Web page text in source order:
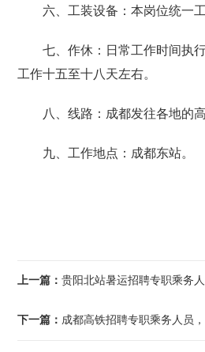
六、工装设备：本岗位统一
七、作休：日常工作时间执
工作十五至十八天左右。
八、线路：成都发往各地的
九、工作地点：成都东站。
上一篇：贵阳北站暑运招聘专职乘务
下一篇： 成都高铁招聘专职乘务人员